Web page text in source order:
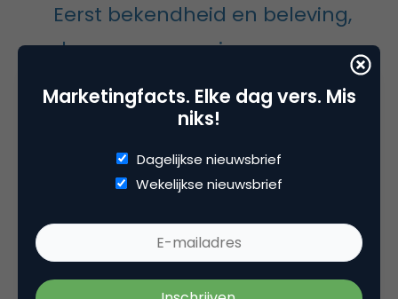
Eerst bekendheid en beleving,
dan pas conversie
De basis voor succesvol werven (en behouden) van
bij de doelgroep. Het blijkt dat na (pas) tien tot
vijftien echte impactvolle, onderscheidende
raakt in een organisatie. Met inzet van de laatste
technologie waaronder algoritmen, is het bereiken
van specifieke doelgroepen online effectief te
Marketingfacts. Elke dag vers. Mis
niks!
Dagelijkse nieuwsbrief
Wekelijkse nieuwsbrief